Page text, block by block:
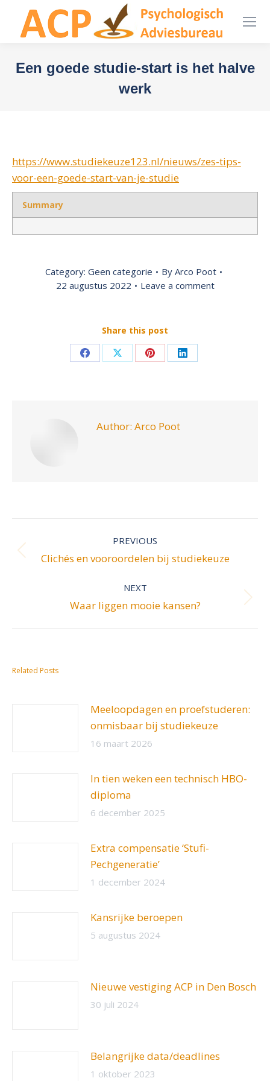
Een goede studie-start is het halve
werk
https://www.studiekeuze123.nl/nieuws/zes-tips-
voor-een-goede-start-van-je-studie
Summary
Category: Geen categorie By Arco Poot
22 augustus 2022
Leave a comment
Share this post
Share Share Share Share
Author: Arco Poot
navigation
PREVIOUS
Previous
Clichés en vooroordelen bij studiekeuze
NEXT
Next
Waar liggen mooie kansen?
Related Posts
Meeloopdagen en proefstuderen:
onmisbaar bij studiekeuze
16 maart 2026
In tien weken een technisch HBO-
diploma
6 december 2025
Extra compensatie ‘Stufi-
Pechgeneratie’
1 december 2024
Kansrijke beroepen
5 augustus 2024
Nieuwe vestiging ACP in Den Bosch
30 juli 2024
Belangrijke data/deadlines
1 oktober 2023